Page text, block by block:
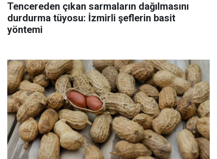
Tencereden çıkan sarmaların dağılmasını
durdurma tüyosu: İzmirli şeflerin basit
yöntemi